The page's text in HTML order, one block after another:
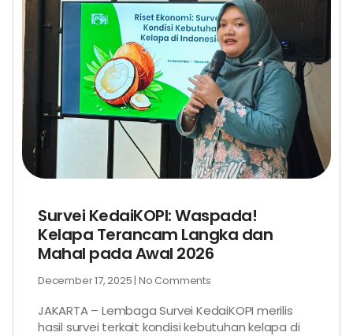
Survei KedaiKOPI: Waspada!
Kelapa Terancam Langka dan
Mahal pada Awal 2026
December 17, 2025 No Comments
JAKARTA – Lembaga Survei KedaiKOPI merilis
hasil survei terkait kondisi kebutuhan kelapa di